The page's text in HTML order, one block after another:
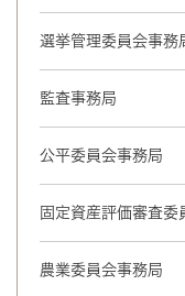
選挙管理委員会事務
監査事務局
公平委員会事務局
固定資産評価審査委
農業委員会事務局